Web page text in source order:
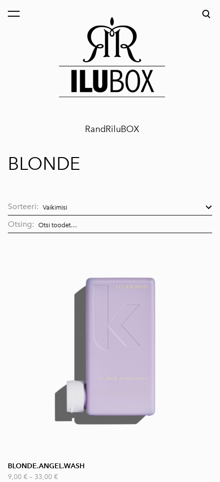
RandRiluBOX
lisati ostukorvi. Vaata ostukorvi
BLONDE
Sorteeri:
Otsing:
BLONDE.ANGEL.WASH
9,00 € – 33,00 €